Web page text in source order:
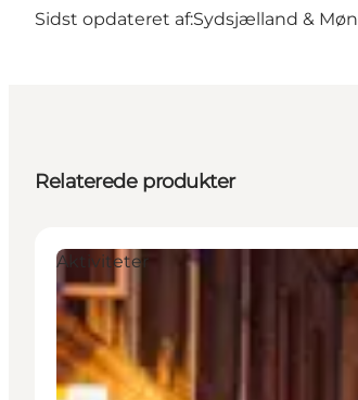
Sidst opdateret af:Sydsjælland & Møn
Relaterede produkter
Aktiviteter